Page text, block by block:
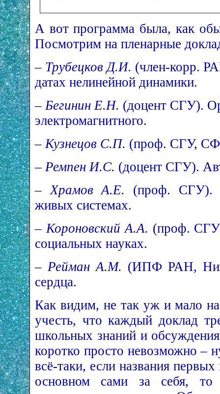
А вот программа была, как
Посмотрим на пленарные
– Трубецков Д.И. (член-корр.
датах нелинейной динамики.
– Бегинин Е.Н. (доцент СГУ).
электромагнитного.
– Кузнецов С.П. (проф. СГУ,
– Ремпен И.С. (доцент СГУ).
– Храмов А.Е. (проф. СГУ).
живых системах.
– Короновский А.А. (проф.
социальных науках.
– Рейман А.М. (ИПФ РАН,
сердца.
Как видим, не так уж и мало
учесть, что каждый доклад
школьных знаний и
коротко просто невозможно –
всё-таки, если названия
основном сами за себя,